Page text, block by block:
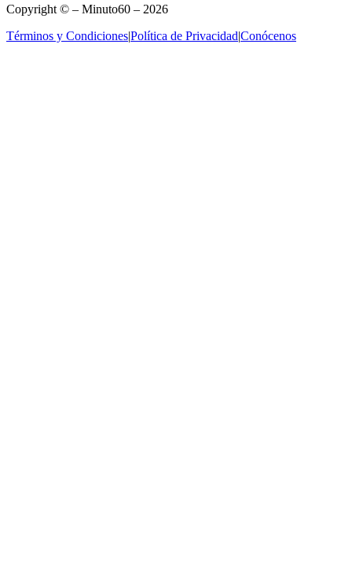
Copyright © – Minuto60 – 2026
Términos y Condiciones|Política de Privacidad|Conócenos